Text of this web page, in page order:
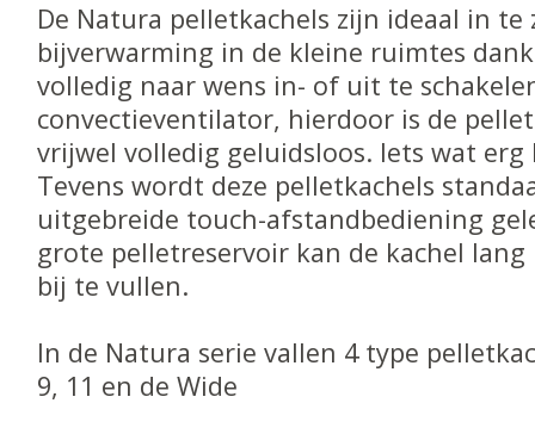
De Natura pelletkachels zijn ideaal in te
bijverwarming in de kleine ruimtes
volledig naar wens in- of uit te
convectieventilator, hierdoor is de
vrijwel volledig geluidsloos. Iets wat erg
Tevens wordt deze pelletkachels
uitgebreide touch-afstandbediening
grote pelletreservoir kan de kachel
bij te vullen.
In de Natura serie vallen 4 type
9, 11 en de Wide